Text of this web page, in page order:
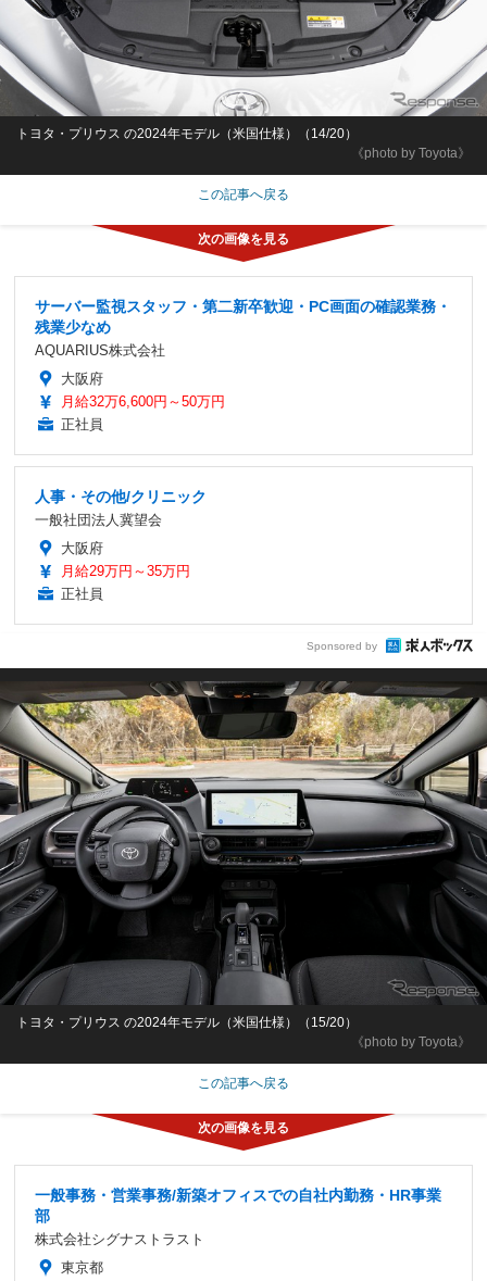
《photo by Toyota》
トヨタ・プリウス の2024年モデル（米国仕様）（14/20）
この記事へ戻る
サーバー監視スタッフ・第二新卒歓迎・PC画面の確認業務・
残業少なめ
AQUARIUS株式会社
大阪府
月給32万6,600円～50万円
正社員
人事・その他/クリニック
一般社団法人冀望会
大阪府
月給29万円～35万円
正社員
Sponsored by
《photo by Toyota》
トヨタ・プリウス の2024年モデル（米国仕様）（15/20）
この記事へ戻る
一般事務・営業事務/新築オフィスでの自社内勤務・HR事業
部
株式会社シグナストラスト
東京都